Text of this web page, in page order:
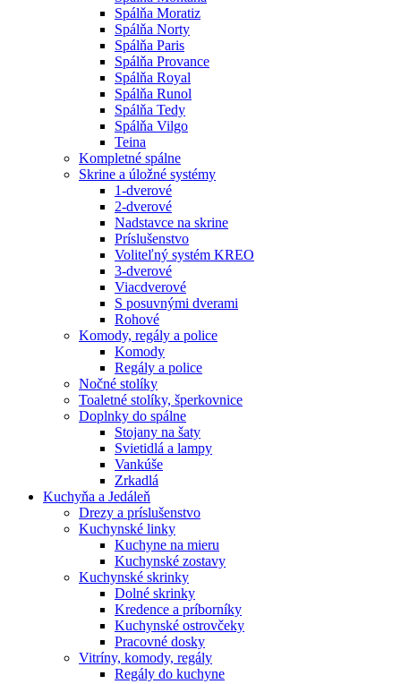
Spálňa Moratiz
Spálňa Norty
Spálňa Paris
Spálňa Provance
Spálňa Royal
Spálňa Runol
Spálňa Tedy
Spálňa Vilgo
Teina
Kompletné spálne
Skrine a úložné systémy
1-dverové
2-dverové
Nadstavce na skrine
Príslušenstvo
Voliteľný systém KREO
3-dverové
Viacdverové
S posuvnými dverami
Rohové
Komody, regály a police
Komody
Regály a police
Nočné stolíky
Toaletné stolíky, šperkovnice
Doplnky do spálne
Stojany na šaty
Svietidlá a lampy
Vankúše
Zrkadlá
Kuchyňa a Jedáleň
Drezy a príslušenstvo
Kuchynské linky
Kuchyne na mieru
Kuchynské zostavy
Kuchynské skrinky
Dolné skrinky
Kredence a príborníky
Kuchynské ostrovčeky
Pracovné dosky
Vitríny, komody, regály
Regály do kuchyne